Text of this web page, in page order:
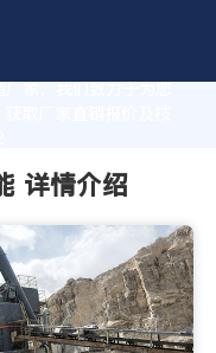
家，我们致力于为您
取厂家直销报价及技
详情介绍